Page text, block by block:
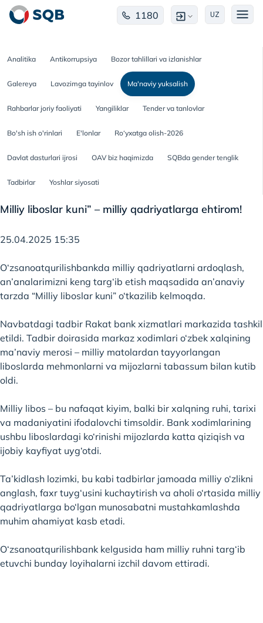
1180 UZ
Analitika Antikorrupsiya Bozor tahlillari va izlanishlar
Galereya Lavozimga tayinlov Ma'naviy yuksalish
Rahbarlar joriy faoliyati Yangiliklar Tender va tanlovlar
Bo'sh ish o'rinlari E'lonlar Ro‘yxatga olish-2026
Davlat dasturlari ijrosi OAV biz haqimizda SQBda gender tenglik
Tadbirlar Yoshlar siyosati
Milliy liboslar kuni” – milliy qadriyatlarga ehtirom!
25.04.2025 15:35
O‘zsanoatqurilishbankda milliy qadriyatlarni ardoqlash,
an’analarimizni keng targ‘ib etish maqsadida an’anaviy
tarzda “Milliy liboslar kuni” o‘tkazilib kelmoqda.
Navbatdagi tadbir Rakat bank xizmatlari markazida tashkil
etildi. Tadbir doirasida markaz xodimlari o‘zbek xalqining
ma’naviy merosi – milliy matolardan tayyorlangan
liboslarda mehmonlarni va mijozlarni tabassum bilan kutib
oldi.
Milliy libos – bu nafaqat kiyim, balki bir xalqning ruhi, tarixi
va madaniyatini ifodalovchi timsoldir. Bank xodimlarining
ushbu liboslardagi ko‘rinishi mijozlarda katta qiziqish va
ijobiy kayfiyat uyg‘otdi.
Ta’kidlash lozimki, bu kabi tadbirlar jamoada milliy o‘zlikni
anglash, faxr tuyg‘usini kuchaytirish va aholi o‘rtasida milliy
qadriyatlarga bo‘lgan munosabatni mustahkamlashda
muhim ahamiyat kasb etadi.
O‘zsanoatqurilishbank kelgusida ham milliy ruhni targ‘ib
etuvchi bunday loyihalarni izchil davom ettiradi.